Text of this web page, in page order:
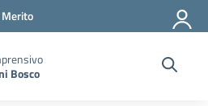
Bosco